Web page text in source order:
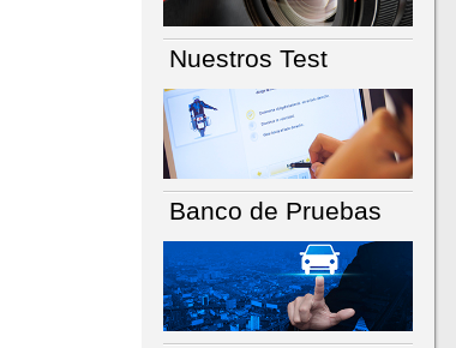
Nuestros Test
Banco de Pruebas